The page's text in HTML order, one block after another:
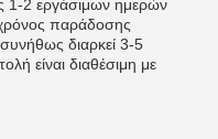
1-2 εργάσιμων ημερών
παράδοσης
διαρκεί 3-5
είναι διαθέσιμη με